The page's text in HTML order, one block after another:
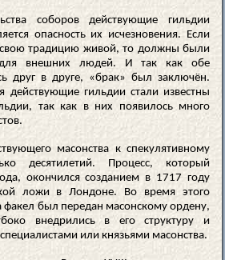
соборов действующие гильдии
опасность их исчезновения. Если
свою традицию живой, то должны были
внешних людей. И так как обе
друг в друге, «брак» был заключён.
действующие гильдии стали известны
так как в них появилось много
масонства к спекулятивному
десятилетий. Процесс, который
окончился созданием в 1717 году
ложи в Лондоне. Во время этого
факел был передан масонскому ордену,
внедрились в его структуру и
или князьями масонства.